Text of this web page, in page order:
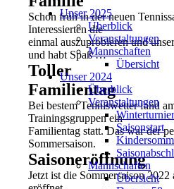
Schon früh in der neuen
Interessierten die
einmal auszuprobieren und
und habt Spaß …
Toller
Familientag
Bei bestem Tenniswetter fand
Trainingsgruppen ein
Familientag statt. Das war der
Sommersaison.
Saisoneröffnung
Jetzt ist die Sommersaison
Unser 2025
Überblick
Veranstaltungen
Mannschaften
Übersicht
Unser 2024
Überblick
Veranstaltungen
Winterturnier
Saisonstart
Mannschaften
Übersicht